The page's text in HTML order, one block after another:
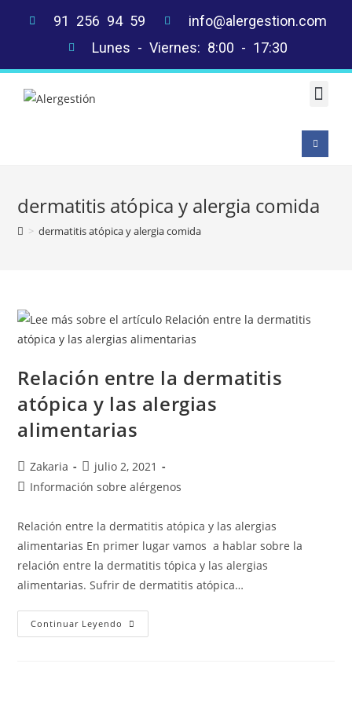
91 256 94 59
info@alergestion.com
Lunes - Viernes: 8:00 - 17:30
dermatitis atópica y alergia comida
> dermatitis atópica y alergia comida
Relación entre la dermatitis
atópica y las alergias
alimentarias
Zakaria
julio 2, 2021
Información sobre alérgenos
Relación entre la dermatitis atópica y las alergias
alimentarias En primer lugar vamos a hablar sobre la
relación entre la dermatitis tópica y las alergias
alimentarias. Sufrir de dermatitis atópica…
Continuar Leyendo